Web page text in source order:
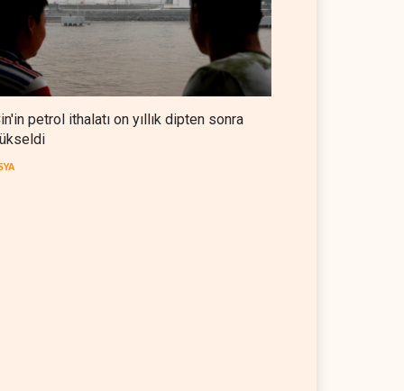
petrol ithalatı on yıllık dipten sonra